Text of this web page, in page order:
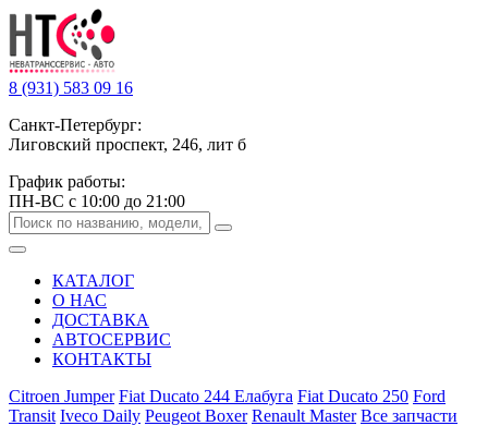
8 (931) 583 09 16
Санкт-Петербург:
Лиговский проспект, 246, лит б
График работы:
ПН-ВС с 10:00 до 21:00
КАТАЛОГ
О НАС
ДОСТАВКА
АВТОСЕРВИС
КОНТАКТЫ
Citroen Jumper Fiat Ducato 244 Елабуга Fiat Ducato 250 Ford
Transit Iveco Daily Peugeot Boxer Renault Master Все запчасти